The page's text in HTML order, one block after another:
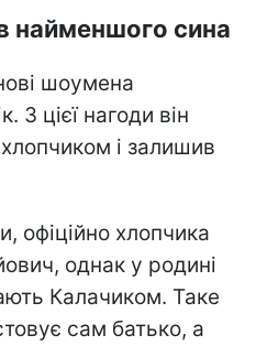
найменшого сина
шоумена
З цієї нагоди він
і залишив
офіційно хлопчика
однак у родині
Калачиком. Таке
сам батько, а